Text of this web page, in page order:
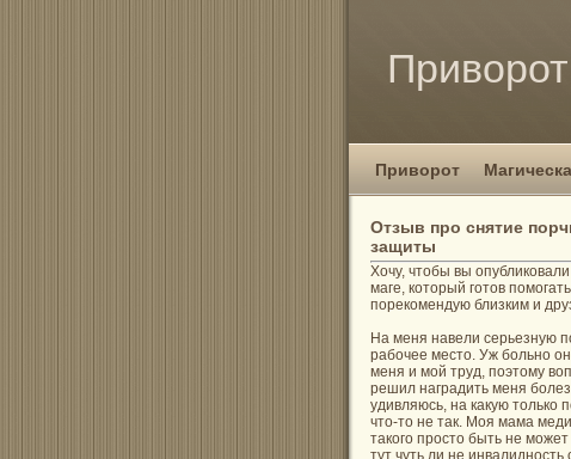
Приворот
Отзыв про снятие
защиты
Хочу, чтобы вы
маге, который готов
порекомендую близким и
На меня навели серьезную
рабочее место. Уж больно
меня и мой труд, поэтому
решил наградить меня
удивляюсь, на какую только
что-то не так. Моя мама
такого просто быть не